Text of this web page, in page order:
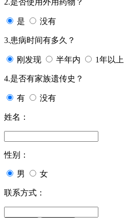
2.是否使用外用药物？
是 没有
3.患病时间有多久？
刚发现 半年内 1年以上
4.是否有家族遗传史？
有 没有
姓名：
性别：
男 女
联系方式：